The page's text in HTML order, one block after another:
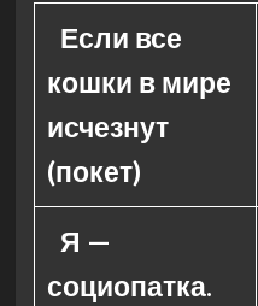
Если все
кошки в мире
исчезнут
(покет)
Я —
социопатка.